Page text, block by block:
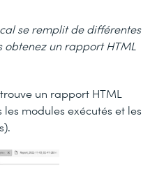
se remplit de différentes
obtenez un rapport HTML
un rapport HTML
modules exécutés et les